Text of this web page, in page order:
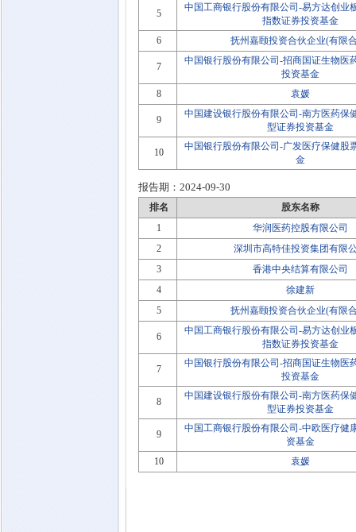
5
中国工商银行股份有限公司-易方达创业
指数证券投资基金
6
抚州嘉颐投资合伙企业(有限
7
中国银行股份有限公司-招商国证生物医
投资基金
8
袁媛
9
中国建设银行股份有限公司-南方医药保
型证券投资基金
10
中国银行股份有限公司-广发医疗保健股
金
报告期： 2024-09-30
排名
股东名称
1
华润医药控股有限公司
2
深圳市高特佳投资集团有限
3
香港中央结算有限公司
4
徐建新
5
抚州嘉颐投资合伙企业(有限
6
中国工商银行股份有限公司-易方达创业
指数证券投资基金
7
中国银行股份有限公司-招商国证生物医
投资基金
8
中国建设银行股份有限公司-南方医药保
型证券投资基金
9
中国工商银行股份有限公司-中欧医疗健
资基金
10
袁媛